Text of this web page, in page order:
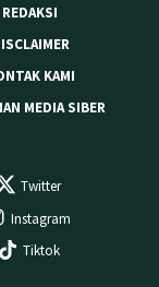
REDAKSI
KAMI
MEDIA SIBER
Twitter
Instagram
Tiktok